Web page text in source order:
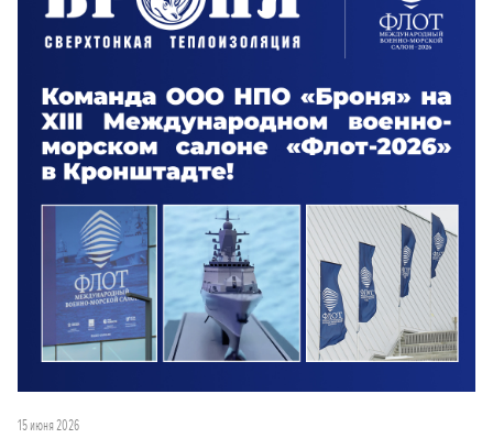
15 июня 2026